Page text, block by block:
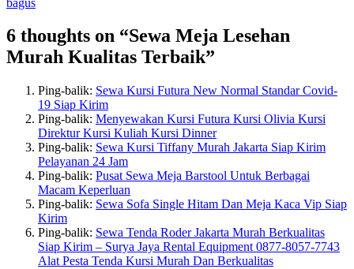
6 thoughts on “Sewa Meja Lesehan
Murah Kualitas Terbaik”
Ping-balik: Sewa Kursi Futura New Normal Standar Covid-
19 Siap Kirim
Ping-balik: Menyewakan Kursi Futura Kursi Olivia Kursi
Direktur Kursi Kuliah Kursi Dinner
Ping-balik: Sewa Kursi Tiffany Murah Jakarta Siap Kirim
Pelayanan 24 Jam
Ping-balik: Pusat Sewa Meja Barstool Untuk Berbagai
Macam Keperluan
Ping-balik: Sewa Sofa Single Hitam Dan Meja Kaca Vip Siap
Kirim
Ping-balik: Sewa Tenda Roder Jakarta Murah Berkualitas
Siap Kirim – Surya Jaya Rental Equipment 0877-8057-7743
Alat Pesta Tenda Kursi Murah Dan Berkualitas